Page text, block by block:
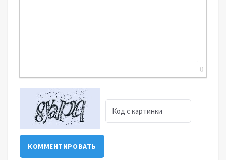
0
КОММЕНТИРОВАТЬ